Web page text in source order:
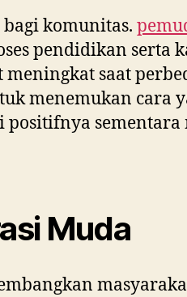
komunitas.
pendidikan serta
saat
menemukan cara
positifnya
Muda